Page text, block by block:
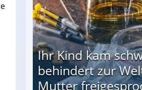
Ihr Kind kam
behindert zur
Mutter